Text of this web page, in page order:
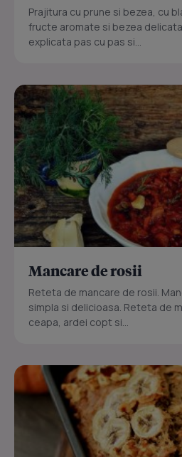
Prajitura cu prune si bezea, cu
fructe aromate si bezea
explicata pas cu pas si...
Mancare de rosii
Reteta de mancare de rosii.
simpla si delicioasa. Reteta de
ceapa, ardei copt si...